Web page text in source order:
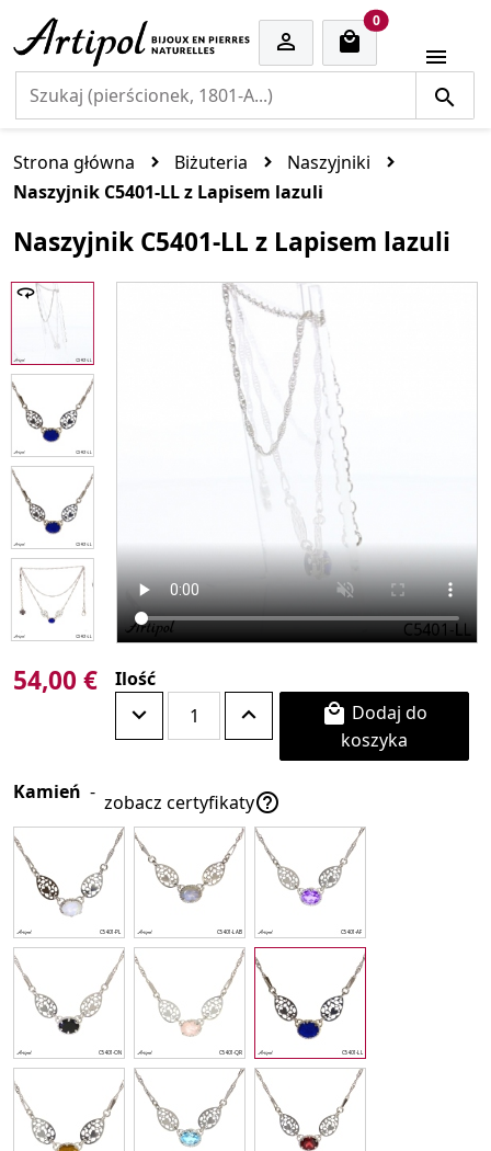

0cart items

Strona główna Biżuteria
Naszyjniki
Naszyjnik C5401-LL z Lapisem lazuli
Naszyjnik C5401-LL z Lapisem lazuli
54,00 € Ilość

koszyka
Kamień - zobacz certyfikaty